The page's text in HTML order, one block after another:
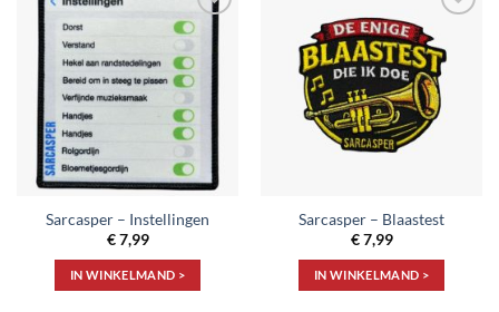
Toevoegen
aan
verlanglijst
Sarcasper – Instellingen
€7,99
IN WINKELMAND >
Toevoegen
aan
verlanglijst
Sarcasper – Blaastest
€7,99
IN WINKELMAND >